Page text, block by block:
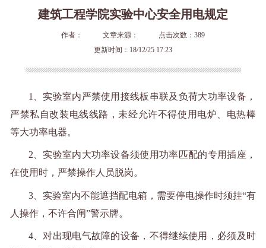
建筑工程学院实验中心安全用电规定
作者： 文章来源： 点击次数： 389
更新时间：18/12/25 17:23
1、实验室内严禁使用接线板串联及负荷大功率设备，
严禁私自改装电线线路，未经允许不得使用电炉、电热棒
等大功率电器。
2、实验室内大功率设备须使用功率匹配的专用插座，
在使用时，严禁操作人员脱岗。
3、实验室内不能遮挡配电箱，需要停电操作时须挂“有
人操作，不许合闸”警示牌。
4、对出现电气故障的设备，不得继续使用，必须及时